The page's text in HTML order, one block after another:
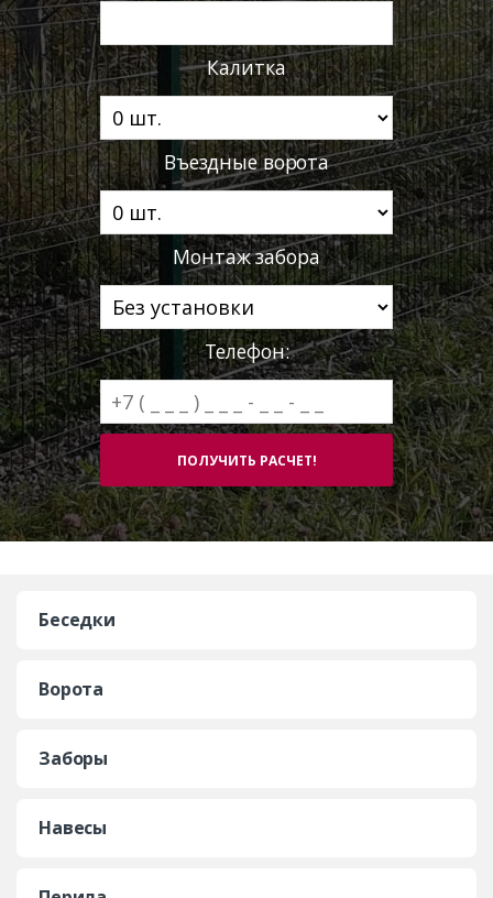
Калитка
Въездные ворота
Монтаж забора
Телефон:
Беседки
Ворота
Заборы
Навесы